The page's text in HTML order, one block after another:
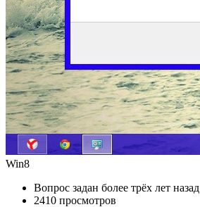
Win8
Вопрос задан более трёх лет назад
2410 просмотров